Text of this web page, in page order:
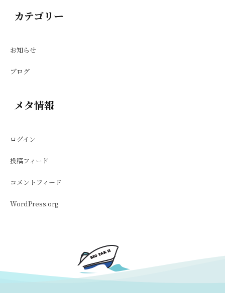
カテゴリー
お知らせ
ブログ
メタ情報
ログイン
投稿フィード
コメントフィード
WordPress.org